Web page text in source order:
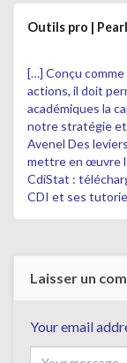
Outils pro |
[…] Conçu
actions, il doit
académiques la
notre stratégie et
Avenel Des
mettre en œuvre
CdiStat :
CDI et ses
Laisser un
Your email